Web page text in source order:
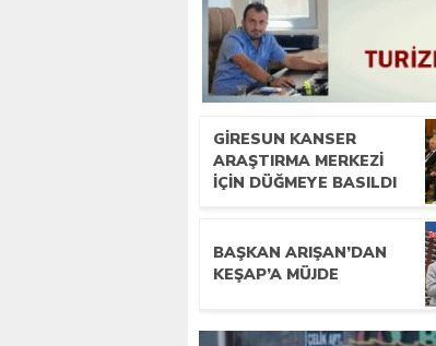
GIRESUN KANSER
ARAŞTIRMA MERKEZI
İÇIN DÜĞMEYE BASILDI
BAŞKAN ARIŞAN’DAN
KEŞAP’A MÜJDE